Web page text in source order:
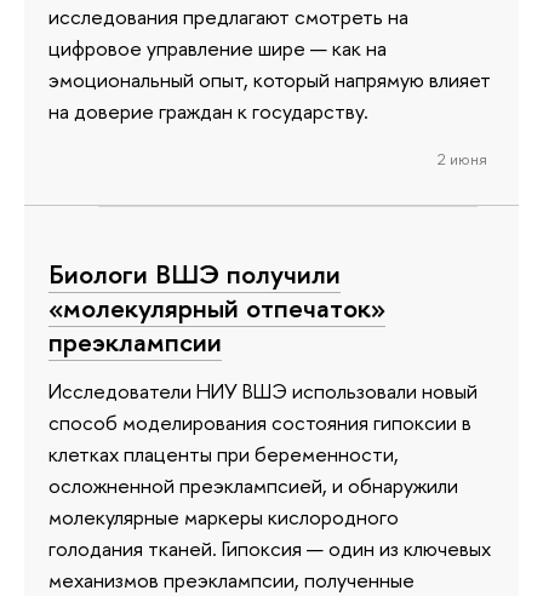
исследования предлагают смотреть на
цифровое управление шире — как на
эмоциональный опыт, который напрямую влияет
на доверие граждан к государству.
2 июня
Биологи ВШЭ получили
«молекулярный отпечаток»
преэклампсии
Исследователи НИУ ВШЭ использовали новый
способ моделирования состояния гипоксии в
клетках плаценты при беременности,
осложненной преэклампсией, и обнаружили
молекулярные маркеры кислородного
голодания тканей. Гипоксия — один из ключевых
механизмов преэклампсии, полученные